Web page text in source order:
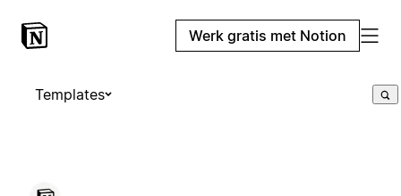
Werk gratis met Notion
Templates